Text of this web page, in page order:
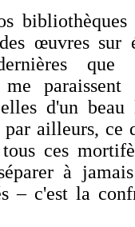
œuvres
paraissent
d'un beau
par ailleurs, ce
ces
à
– c'est la